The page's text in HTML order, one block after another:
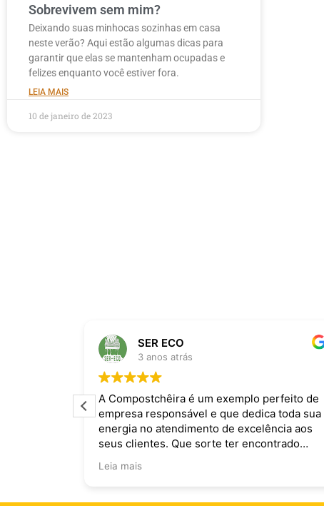
Sobrevivem sem mim?
Deixando suas minhocas sozinhas em casa
neste verão? Aqui estão algumas dicas para
garantir que elas se mantenham ocupadas e
felizes enquanto você estiver fora.
LEIA MAIS
10 de janeiro de 2023
SER ECO
3 anos atrás
A Compostchêira é um exemplo perfeito de
empresa responsável e que dedica toda sua
energia no atendimento de excelência aos
seus clientes. Que sorte ter encontrado
Leia mais